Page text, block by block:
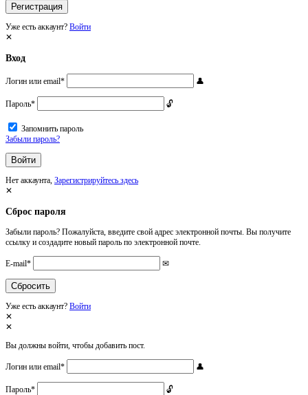
Уже есть аккаунт? Войти
Вход
Логин или email*
Пароль*
Запомнить пароль
Забыли пароль?
Нет аккаунта, Зарегистрируйтесь здесь
Сброс пароля
Забыли пароль? Пожалуйста, введите свой адрес электронной почты. Вы получите
ссылку и создадите новый пароль по электронной почте.
E-mail*
Уже есть аккаунт? Войти
Вы должны войти, чтобы добавить пост.
Логин или email*
Пароль*